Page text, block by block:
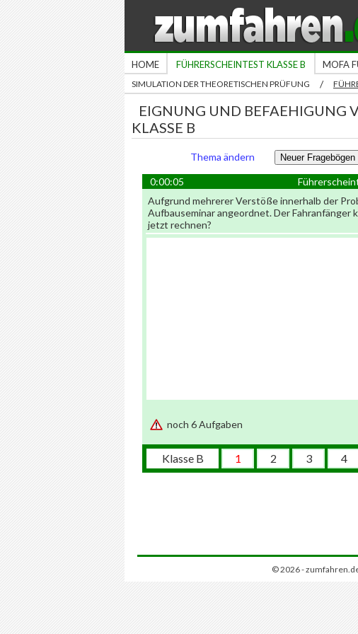
HOME FÜHRERSCHEINTEST KLASSE B MOFA
SIMULATION DER THEORETISCHEN PRÜFUNG /
EIGNUNG UND BEFAEHIGUNG
KLASSE B
Thema ändern
0:00:05
Aufgrund mehrerer Verstöße innerhalb der
Aufbauseminar angeordnet. Der
jetzt rechnen?
noch 6 Aufgaben
Klasse B 1 2 3 4
© 2026 -